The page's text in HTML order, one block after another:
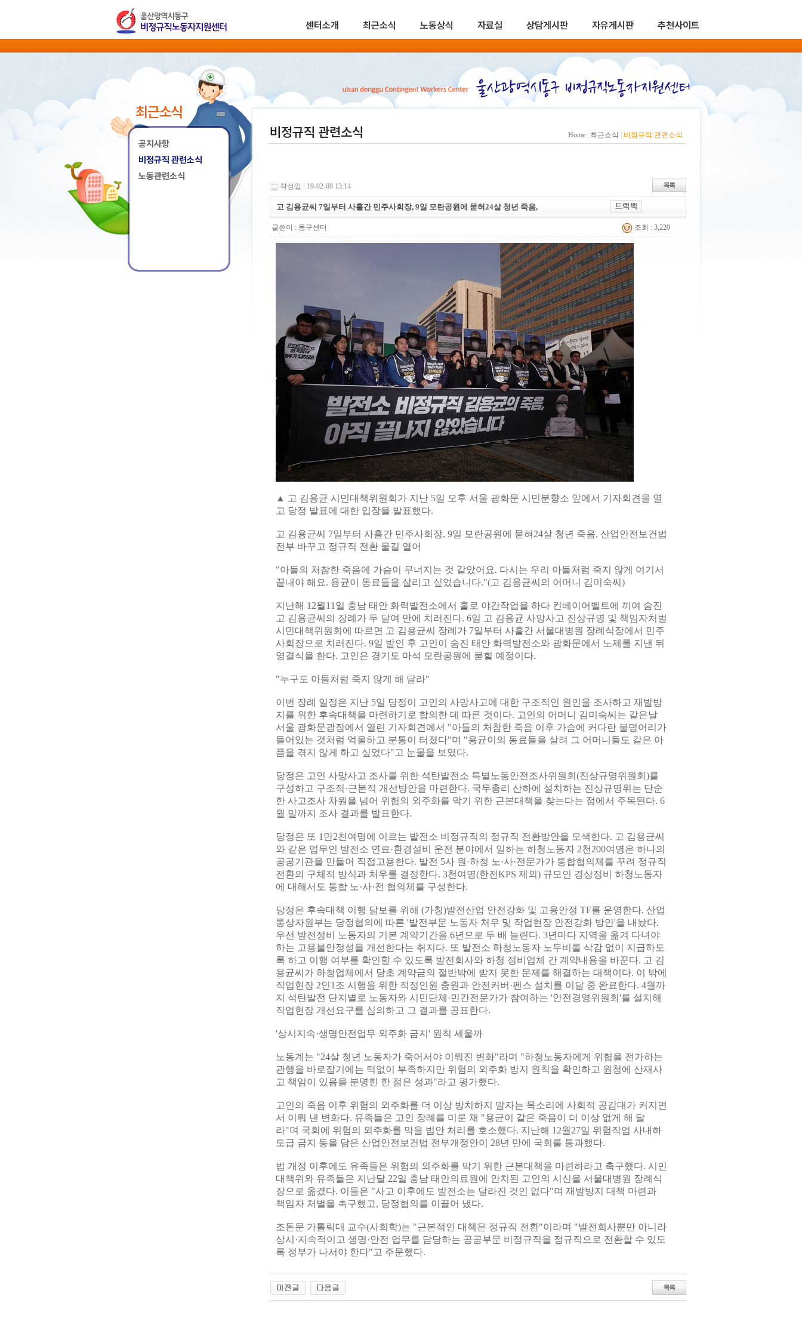
센터소개 최근소식 노동상식 자료실 상담게시판 자유게시판 추천사이트
최근소식
공지사항
비정규직 관련소식
노동관련소식
비정규직 관련소식 Home 최근소식 비정규직 관련소식
작성일 : 19-02-08 13:14
고 김용균씨 7일부터 사흘간 민주사회장, 9일 모란공원에 묻혀24살 청년 죽음,
글쓴이 : 동구센터 조회 : 3,220
▲ 고 김용균 시민대책위원회가 지난 5일 오후 서울 광화문 시민분향소 앞에서 기자회견을 열
고 당정 발표에 대한 입장을 발표했다.
고 김용균씨 7일부터 사흘간 민주사회장, 9일 모란공원에 묻혀24살 청년 죽음, 산업안전보건법
전부 바꾸고 정규직 전환 물길 열어
"아들의 처참한 죽음에 가슴이 무너지는 것 같았어요. 다시는 우리 아들처럼 죽지 않게 여기서
끝내야 해요. 용균이 동료들을 살리고 싶었습니다."(고 김용균씨의 어머니 김미숙씨)
지난해 12월11일 충남 태안 화력발전소에서 홀로 야간작업을 하다 컨베이어벨트에 끼여 숨진
고 김용균씨의 장례가 두 달여 만에 치러진다. 6일 고 김용균 사망사고 진상규명 및 책임자처벌
시민대책위원회에 따르면 고 김용균씨 장례가 7일부터 사흘간 서울대병원 장례식장에서 민주
사회장으로 치러진다. 9일 발인 후 고인이 숨진 태안 화력발전소와 광화문에서 노제를 지낸 뒤
영결식을 한다. 고인은 경기도 마석 모란공원에 묻힐 예정이다.
"누구도 아들처럼 죽지 않게 해 달라"
이번 장례 일정은 지난 5일 당정이 고인의 사망사고에 대한 구조적인 원인을 조사하고 재발방
지를 위한 후속대책을 마련하기로 합의한 데 따른 것이다. 고인의 어머니 김미숙씨는 같은날
서울 광화문광장에서 열린 기자회견에서 "아들의 처참한 죽음 이후 가슴에 커다란 불덩어리가
들어있는 것처럼 억울하고 분통이 터졌다"며 "용균이의 동료들을 살려 그 어머니들도 같은 아
픔을 겪지 않게 하고 싶었다"고 눈물을 보였다.
당정은 고인 사망사고 조사를 위한 석탄발전소 특별노동안전조사위원회(진상규명위원회)를
구성하고 구조적·근본적 개선방안을 마련한다. 국무총리 산하에 설치하는 진상규명위는 단순
한 사고조사 차원을 넘어 위험의 외주화를 막기 위한 근본대책을 찾는다는 점에서 주목된다. 6
월 말까지 조사 결과를 발표한다.
당정은 또 1만2천여명에 이르는 발전소 비정규직의 정규직 전환방안을 모색한다. 고 김용균씨
와 같은 업무인 발전소 연료·환경설비 운전 분야에서 일하는 하청노동자 2천200여명은 하나의
공공기관을 만들어 직접고용한다. 발전 5사 원·하청 노·사·전문가가 통합협의체를 꾸려 정규직
전환의 구체적 방식과 처우를 결정한다. 3천여명(한전KPS 제외) 규모인 경상정비 하청노동자
에 대해서도 통합 노·사·전 협의체를 구성한다.
당정은 후속대책 이행 담보를 위해 (가칭)발전산업 안전강화 및 고용안정 TF를 운영한다. 산업
통상자원부는 당정협의에 따른 '발전부문 노동자 처우 및 작업현장 안전강화 방안'을 내놨다.
우선 발전정비 노동자의 기본 계약기간을 6년으로 두 배 늘린다. 3년마다 지역을 옮겨 다녀야
하는 고용불안정성을 개선한다는 취지다. 또 발전소 하청노동자 노무비를 삭감 없이 지급하도
록 하고 이행 여부를 확인할 수 있도록 발전회사와 하청 정비업체 간 계약내용을 바꾼다. 고 김
용균씨가 하청업체에서 당초 계약금의 절반밖에 받지 못한 문제를 해결하는 대책이다. 이 밖에
작업현장 2인1조 시행을 위한 적정인원 충원과 안전커버·펜스 설치를 이달 중 완료한다. 4월까
지 석탄발전 단지별로 노동자와 시민단체·민간전문가가 참여하는 '안전경영위원회'를 설치해
작업현장 개선요구를 심의하고 그 결과를 공표한다.
'상시지속·생명안전업무 외주화 금지' 원칙 세울까
노동계는 "24살 청년 노동자가 죽어서야 이뤄진 변화"라며 "하청노동자에게 위험을 전가하는
관행을 바로잡기에는 턱없이 부족하지만 위험의 외주화 방지 원칙을 확인하고 원청에 산재사
고 책임이 있음을 분명힌 한 점은 성과"라고 평가했다.
고인의 죽음 이후 위험의 외주화를 더 이상 방치하지 말자는 목소리에 사회적 공감대가 커지면
서 이뤄 낸 변화다. 유족들은 고인 장례를 미룬 채 "용균이 같은 죽음이 더 이상 없게 해 달
라"며 국회에 위험의 외주화를 막을 법안 처리를 호소했다. 지난해 12월27일 위험작업 사내하
도급 금지 등을 담은 산업안전보건법 전부개정안이 28년 만에 국회를 통과했다.
법 개정 이후에도 유족들은 위험의 외주화를 막기 위한 근본대책을 마련하라고 촉구했다. 시민
대책위와 유족들은 지난달 22일 충남 태안의료원에 안치된 고인의 시신을 서울대병원 장례식
장으로 옮겼다. 이들은 "사고 이후에도 발전소는 달라진 것인 없다"며 재발방지 대책 마련과
책임자 처벌을 촉구했고, 당정협의를 이끌어 냈다.
조돈문 가톨릭대 교수(사회학)는 "근본적인 대책은 정규직 전환"이라며 "발전회사뿐만 아니라
상시·지속적이고 생명·안전 업무를 담당하는 공공부문 비정규직을 정규직으로 전환할 수 있도
록 정부가 나서야 한다"고 주문했다.